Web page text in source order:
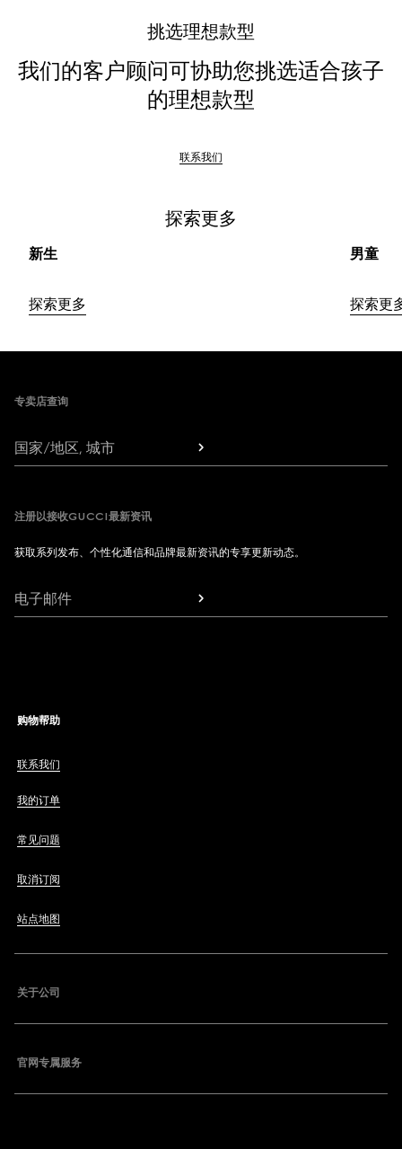
详
挑选理想款型
我们的客户顾问可协助您挑选适合孩子
的理想款型
联系我们
探索更多
新生
探索更多
男童
探索更
专卖店查询
国家/地区, 城市
注册以接收GUCCI最新资讯
获取系列发布、个性化通信和品牌最新资讯的专享更新动态。
电子邮件
购物帮助
联系我们
我的订单
常见问题
取消订阅
站点地图
关于公司
官网专属服务